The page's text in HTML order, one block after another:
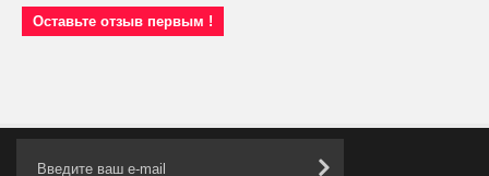
Оставьте отзыв первым !